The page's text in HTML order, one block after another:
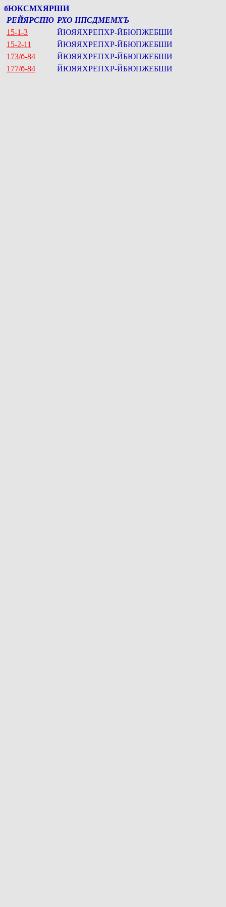
бЮКСМХЯРШИ
РЕЙЯРСПЮ РХО НПСДМЕМХЪ
15-1-3
ЙЮЯЯХРЕПХР-ЙБЮПЖЕБШИ
15-2-11
ЙЮЯЯХРЕПХР-ЙБЮПЖЕБШИ
173/б-84
ЙЮЯЯХРЕПХР-ЙБЮПЖЕБШИ
177/б-84
ЙЮЯЯХРЕПХР-ЙБЮПЖЕБШИ